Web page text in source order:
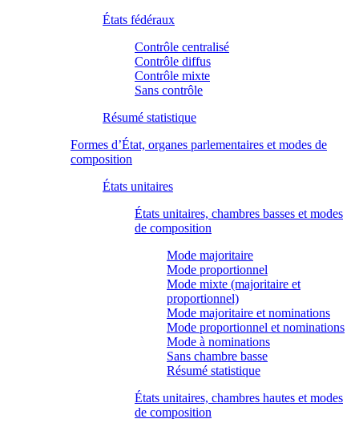
États fédéraux
Contrôle centralisé
Contrôle diffus
Contrôle mixte
Sans contrôle
Résumé statistique
Formes d’État, organes parlementaires et modes de
composition
États unitaires
États unitaires, chambres basses et modes
de composition
Mode majoritaire
Mode proportionnel
Mode mixte (majoritaire et
proportionnel)
Mode majoritaire et nominations
Mode proportionnel et nominations
Mode à nominations
Sans chambre basse
Résumé statistique
États unitaires, chambres hautes et modes
de composition